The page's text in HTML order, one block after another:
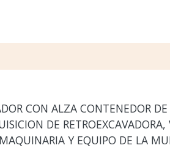
CON ALZA CONTENEDOR
DE
Y EQUIPO DE LA